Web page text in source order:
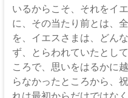
いるからこそ、それをイ
に、その当たり前とは、
を、イエスさまは、どん
ず、とらわれていたとし
ころで、思いをはるかに
らなかったところから、
れは最初からだけではな